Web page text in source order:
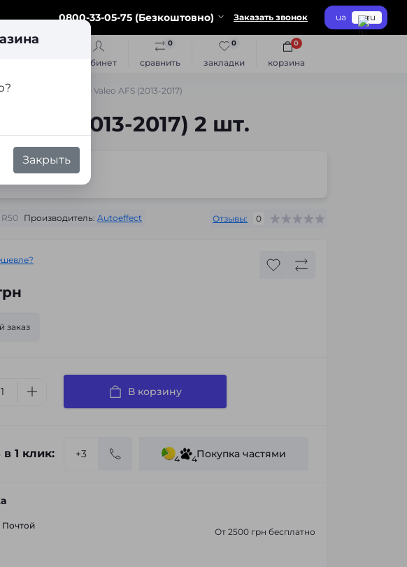
0800-33-05-75 (Безкоштовно) Заказать звонок ua ru
кабинет сравнить
0
закладки
0
корзина
0
линз Volvo XC60 Valeo AFS (2013-2017)
Закрыть
(2013-2017) 2 шт.
Вопросы
R50 Производитель: Autoeffect Отзывы: 0
заказ
В корзину
1 клик: 4 4Покупка частями
От 2500 грн бесплатно